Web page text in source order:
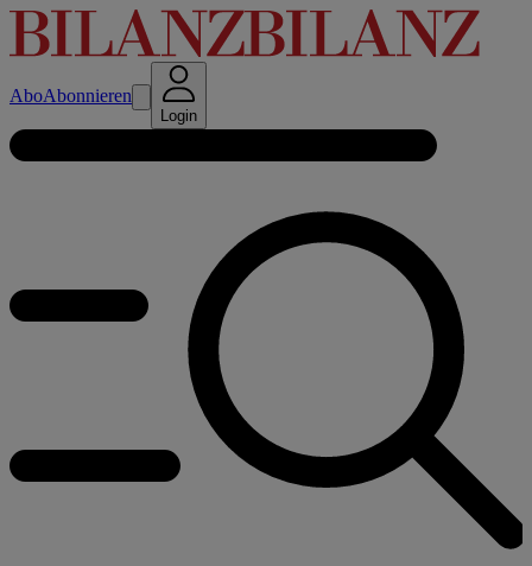
AboAbonnieren
Login